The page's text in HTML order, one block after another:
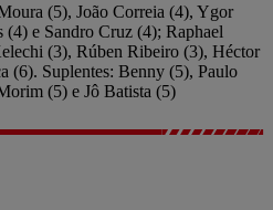
(5), João Correia (4), Ygor
(4) e Sandro Cruz (4); Raphael
(3), Rúben Ribeiro (3), Héctor
(6). Suplentes: Benny (5), Paulo
(5) e Jô Batista (5)